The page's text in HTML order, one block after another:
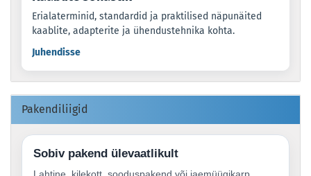
Erialaterminid, standardid ja praktilised näpunäited
kaablite, adapterite ja ühendustehnika kohta.
Juhendisse
Pakendiliigid
Sobiv pakend ülevaatlikult